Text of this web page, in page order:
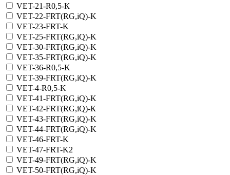
VET-21-R0,5-К
VET-22-FRT(RG,iQ)-K
VET-23-FRT-K
VET-25-FRT(RG,iQ)-K
VET-30-FRT(RG,iQ)-K
VET-35-FRT(RG,iQ)-K
VET-36-R0,5-K
VET-39-FRT(RG,iQ)-K
VET-4-R0,5-K
VET-41-FRT(RG,iQ)-K
VET-42-FRT(RG,iQ)-К
VET-43-FRT(RG,iQ)-K
VET-44-FRT(RG,iQ)-K
VET-46-FRT-K
VET-47-FRT-K2
VET-49-FRT(RG,iQ)-K
VET-50-FRT(RG,iQ)-K